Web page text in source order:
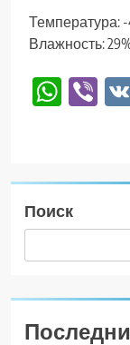
Температура: -
Влажность:
Поиск